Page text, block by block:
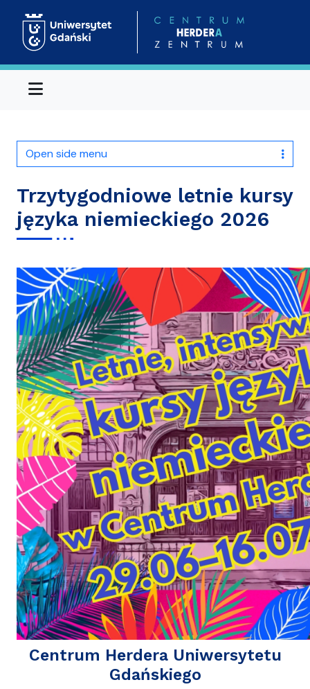
Menu
Open side menu
Trzytygodniowe letnie kursy
języka niemieckiego 2026
Centrum Herdera Uniwersytetu
Gdańskiego